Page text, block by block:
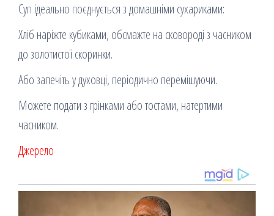
Суп ідеально поєднується з домашніми сухариками:
Хліб наріжте кубиками, обсмажте на сковороді з часником
до золотистої скоринки.
Або запечіть у духовці, періодично перемішуючи.
Можете подати з грінками або тостами, натертими
часником.
Джерело